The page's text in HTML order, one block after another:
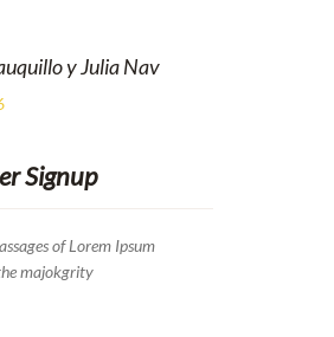
y Julia Nav
Signup
of Lorem Ipsum
majokgrity